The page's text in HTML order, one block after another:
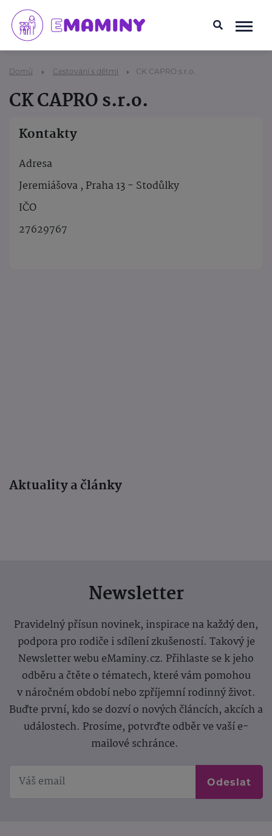
Domů Cestování s dětmi CK CAPRO s.r.o.
CK CAPRO s.r.o.
Kontakty
Adresa
Jeremiášova , Praha 13 - Stodůlky
IČO
27629767
Aktuality a články
Newsletter
Pravidelný přísun novinek, inspirace na každý den,
podpora pro rodiče i sdílení zkušeností. Takový je
Newsletter webu eMaminy.cz. Přihlaste se k jeho
odběru a čtěte o tématech, které vám pomohou
v náročném období nebo zpříjemní rodinný život.
Buďte první, kdo se dozví o nových článcích, akcích a
událostech. Prosíme, potvrďte odběr ve vaší e-
mailové schránce.
Odeslat